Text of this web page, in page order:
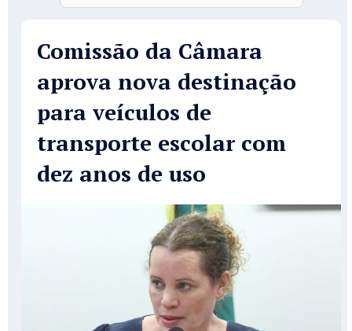
Comissão da Câmara
aprova nova destinação
para veículos de
transporte escolar com
dez anos de uso